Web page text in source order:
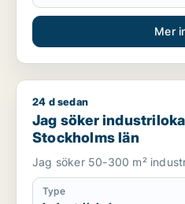
Mer
Jag söker industrilokal för
24 d sedan
Jag söker
Stockholms län
Jag söker 50-300 m²
Type